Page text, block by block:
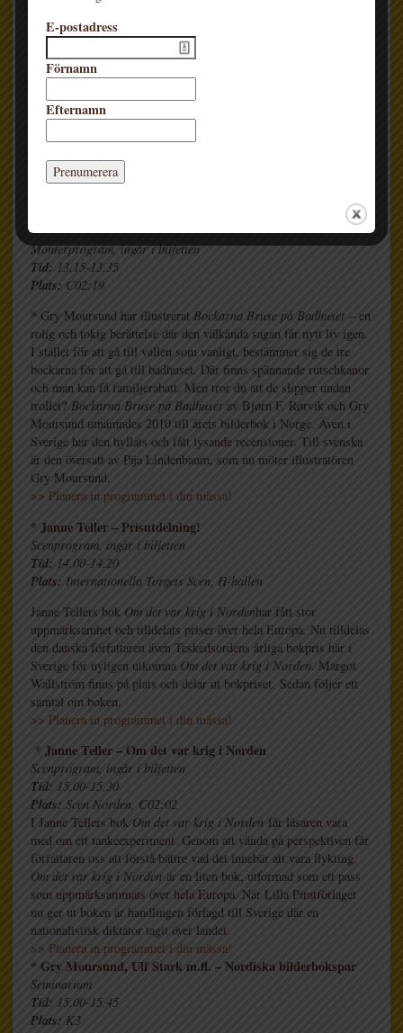
* Gry Moursund – Bockarna Bruse på Badhuset
Monterprogram, ingår i biljetten
Tid: 13.15-13.35
Plats: C02:19
* Gry Moursund har illustreratBockarna Bruse på Badhuset – en
rolig och tokig berättelse där den välkända sagan får nytt liv igen.
I stället för att gå till vallen som vanligt, bestämmer sig de tre
bockarna för att gå till badhuset. Där finns spännande rutschkanor
och man kan få familjerabatt. Men tror du att de slipper undan
trollet?Bockarna Bruse på Badhuset av Bjørn F. Rørvik och Gry
Moursund utnämndes 2010 till årets bilderbok i Norge. Även i
Sverige har den hyllats och fått lysande recensioner. Till svenska
är den översatt av Pija Lindenbaum, som nu möter illustratören
Gry Moursund.
>> Planera in programmet i din mässa!
* Janne Teller – Prisutdelning!
Scenprogram, ingår i biljetten
Tid: 14.00-14.20
Plats: Internationella Torgets Scen, H-hallen
Janne Tellers bok Om det var krig i Nordenhar fått stor
uppmärksamhet och tilldelats priser över hela Europa. Nu tilldelas
den danska författaren även Teskedsordens årliga bokpris här i
Sverige för nyligen utkomna Om det var krig i Norden. Margot
Wallström finns på plats och delar ut bokpriset. Sedan följer ett
samtal om boken.
>> Planera in programmet i din mässa!
* Janne Teller – Om det var krig i Norden
Scenprogram, ingår i biljetten
Tid: 15.00-15.30
Plats: Scen Norden, C02:02
I Janne Tellers bok Om det var krig i Norden får läsaren vara
med om ett tankeexperiment. Genom att vända på perspektiven får
författaren oss att förstå bättre vad det innebär att vara flykting.
Om det var krig i Norden är en liten bok, utformad som ett pass
som uppmärksammats över hela Europa. När Lilla Piratförlaget
nu ger ut boken är handlingen förlagd till Sverige där en
nationalistisk diktator tagit över landet.
>> Planera in programmet i din mässa!
* Gry Moursund, Ulf Stark m.fl. – Nordiska bilderbokspar
Seminarium
Tid: 15.00-15.45
Plats: K3
E-postadress
Förnamn
Efternamn